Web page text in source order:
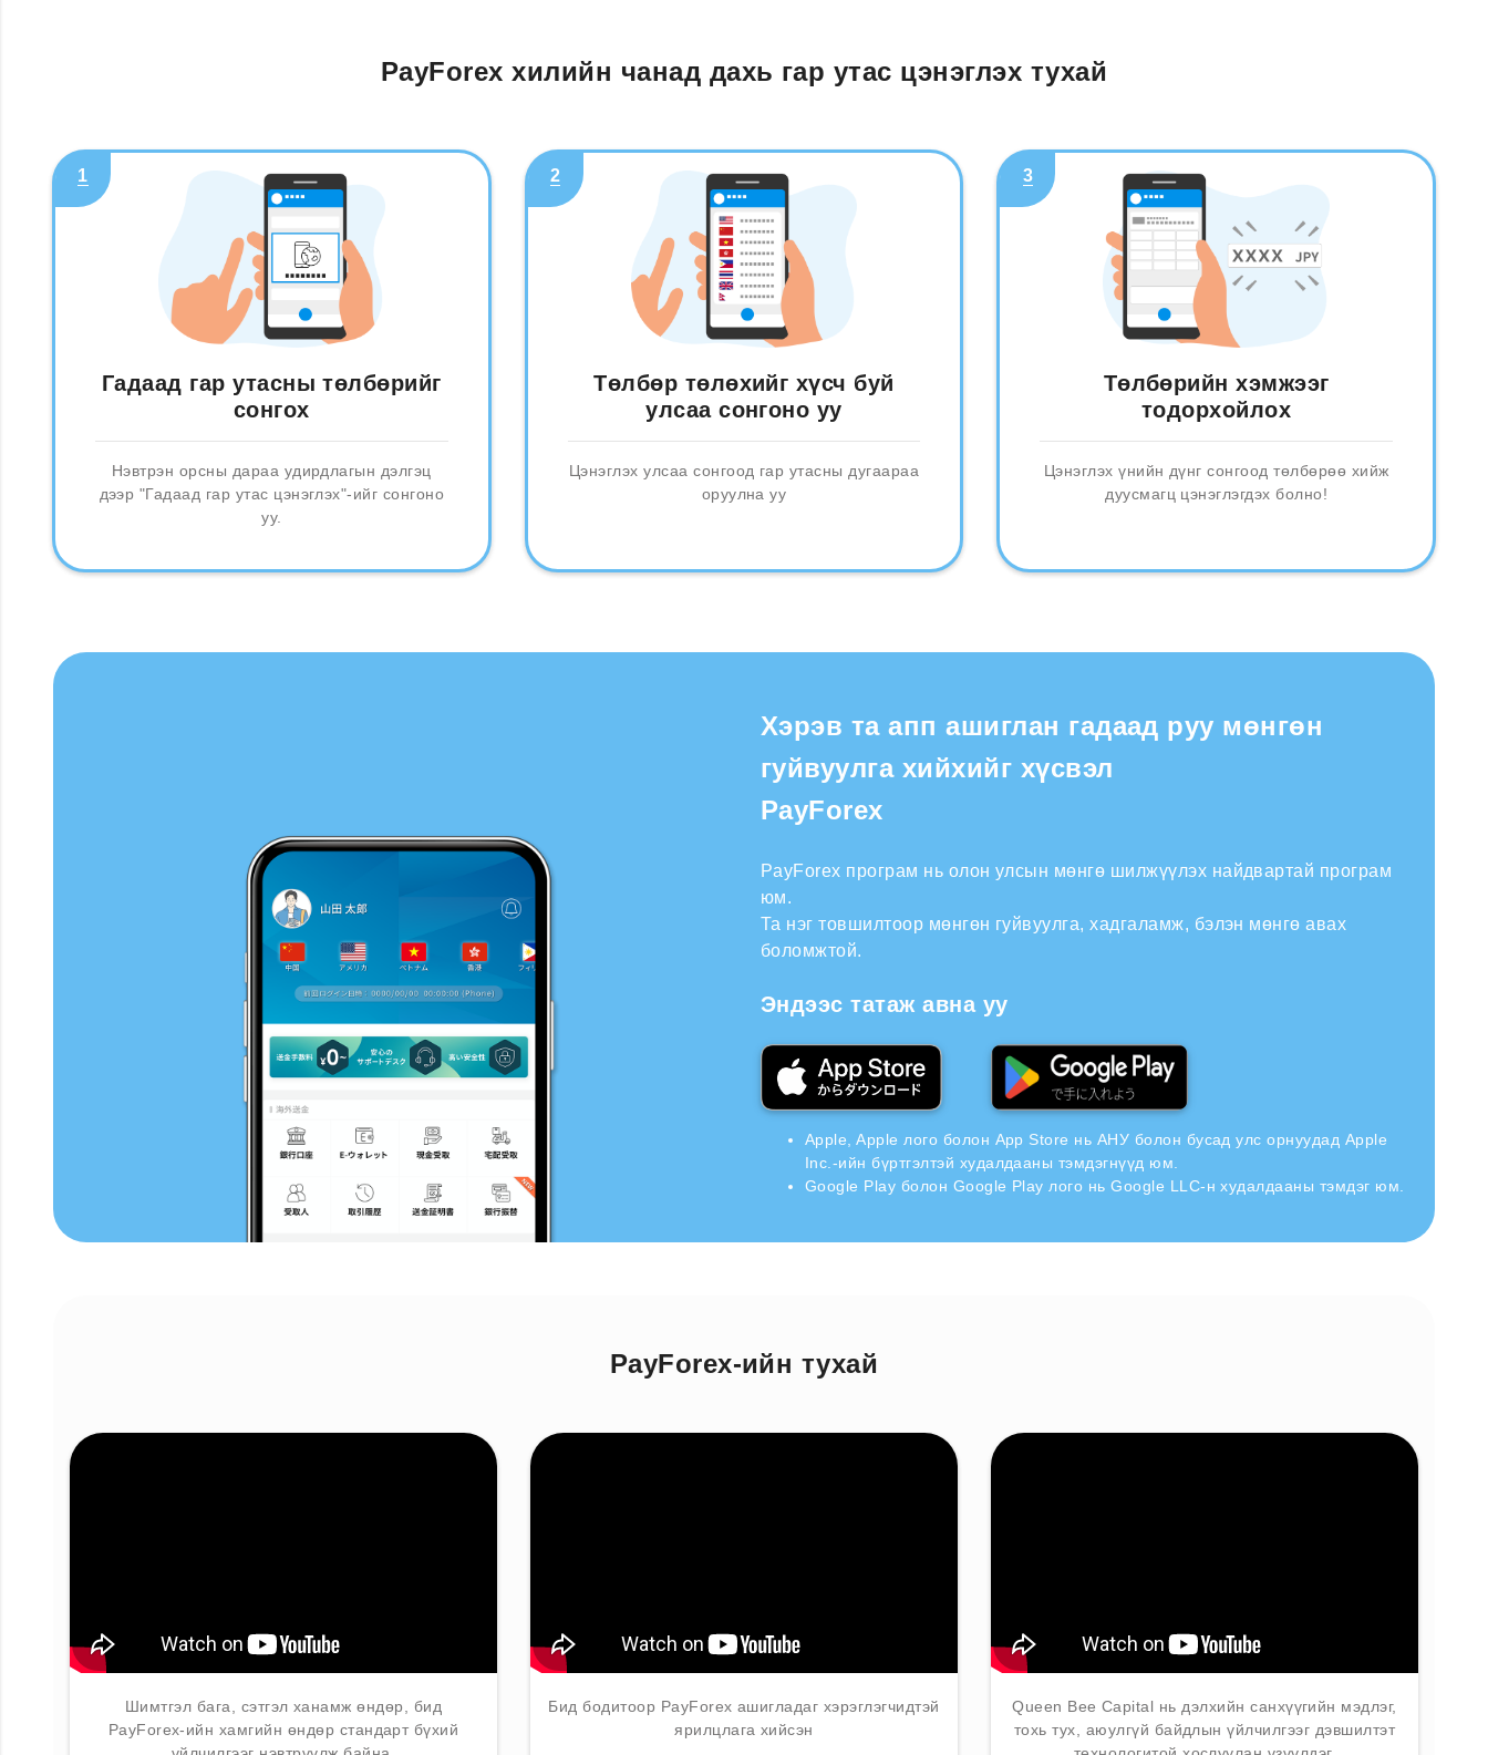
PayForex хилийн чанад дахь гар утас цэнэглэх тухай
1
Гадаад гар утасны төлбөрийг
сонгох
Нэвтрэн орсны дараа удирдлагын дэлгэц
дээр "Гадаад гар утас цэнэглэх"-ийг сонгоно
уу.
2
Төлбөр төлөхийг хүсч буй
улсаа сонгоно уу
Цэнэглэх улсаа сонгоод гар утасны дугаараа
оруулна уу
3
Төлбөрийн хэмжээг
тодорхойлох
Цэнэглэх үнийн дүнг сонгоод төлбөрөө хийж
дуусмагц цэнэглэгдэх болно!
Хэрэв та апп ашиглан гадаад руу мөнгөн
гуйвуулга хийхийг хүсвэл
PayForex
PayForex програм нь олон улсын мөнгө шилжүүлэх найдвартай програм
юм.
Та нэг товшилтоор мөнгөн гуйвуулга, хадгаламж, бэлэн мөнгө авах
боломжтой.
Эндээс татаж авна уу
Apple, Apple лого болон App Store нь АНУ болон бусад улс орнуудад Apple
Inc.-ийн бүртгэлтэй худалдааны тэмдэгнүүд юм.
Google Play болон Google Play лого нь Google LLC-н худалдааны тэмдэг юм.
PayForex-ийн тухай
Шимтгэл бага, сэтгэл ханамж өндөр, бид
PayForex-ийн хамгийн өндөр стандарт бүхий
Бид бодитоор PayForex ашигладаг хэрэглэгчидтэй
ярилцлага хийсэн
Queen Bee Capital нь дэлхийн санхүүгийн мэдлэг,
тохь тух, аюулгүй байдлын үйлчилгээг дэвшилтэт